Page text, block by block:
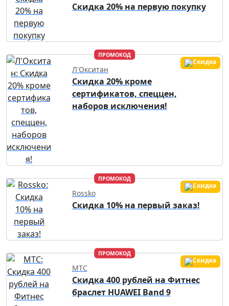
Скидка 20% на первую покупку
ПРОМОКОД
Л'Окситан
Скидка 20% кроме
сертификатов, спеццен,
наборов исключения!
ПРОМОКОД
Rossko
Скидка 10% на первый заказ!
ПРОМОКОД
МТС
Скидка 400 рублей на Фитнес
браслет HUAWEI Band 9